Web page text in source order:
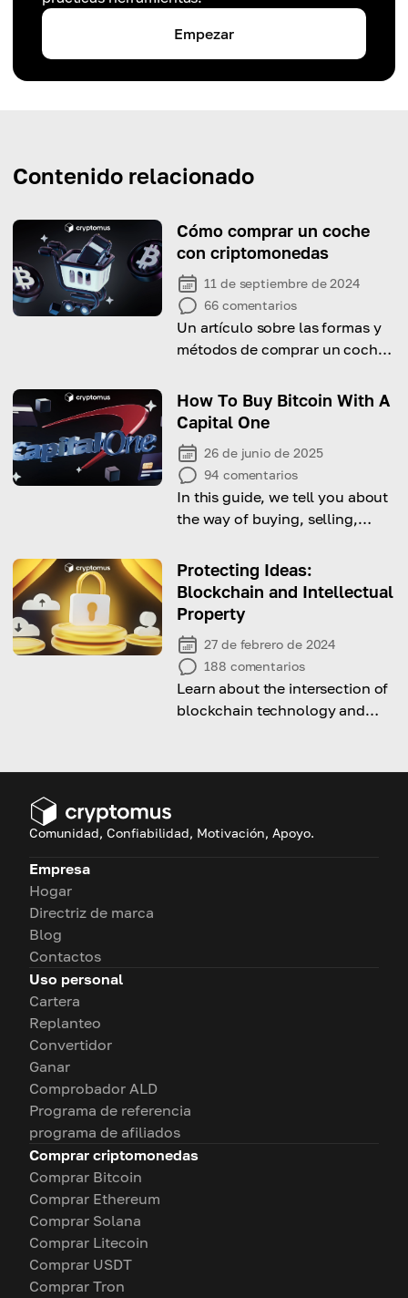
Empezar
Contenido relacionado
Cómo comprar un coche
con criptomonedas
11 de septiembre de 2024
66 comentarios
Un artículo sobre las formas y
métodos de comprar un coche
How To Buy Bitcoin With A
Capital One
26 de junio de 2025
94 comentarios
In this guide, we tell you about
the way of buying, selling,
Bitcoin and other crypto using
a Capital One credit card, and
give you tips on how to do it
successfully!
Protecting Ideas:
Blockchain and Intellectual
Property
27 de febrero de 2024
188 comentarios
Learn about the intersection of
blockchain technology and
blockchain can protect
Comunidad, Confiabilidad, Motivación, Apoyo.
Empresa
Hogar
Directriz de marca
Blog
Contactos
Uso personal
Cartera
Replanteo
Convertidor
Ganar
Comprobador ALD
Programa de referencia
programa de afiliados
Comprar criptomonedas
Comprar Bitcoin
Comprar Ethereum
Comprar Solana
Comprar Litecoin
Comprar USDT
Comprar Tron